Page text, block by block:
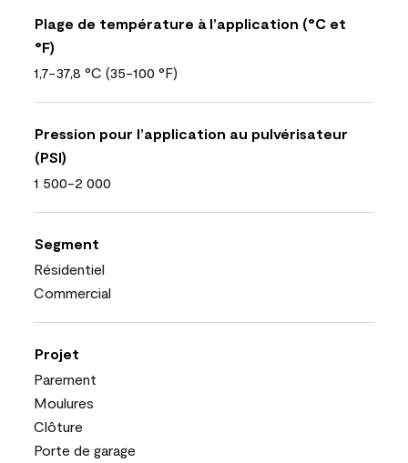
Plage de température à l’application (°C et
°F)
1,7-37,8 °C (35-100 °F)
Pression pour l’application au pulvérisateur
(PSI)
1 500-2 000
Segment
Résidentiel
Commercial
Projet
Parement
Moulures
Clôture
Porte de garage